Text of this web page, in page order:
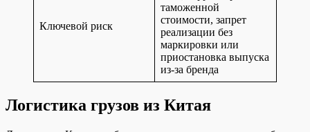
Ключевой риск
таможенной
стоимости, запрет
реализации без
маркировки или
приостановка выпуска
из-за бренда
Логистика грузов из Китая